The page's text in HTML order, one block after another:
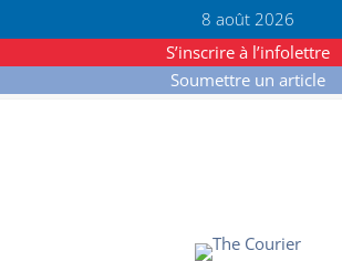
8 août 2026
S’inscrire à l’infolettre
Soumettre un article